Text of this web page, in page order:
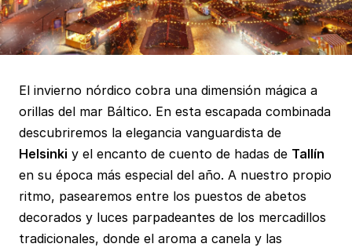
El invierno nórdico cobra una dimensión mágica a
orillas del mar Báltico. En esta escapada combinada
descubriremos la elegancia vanguardista de
Helsinki y el encanto de cuento de hadas de Tallín
en su época más especial del año. A nuestro propio
ritmo, pasearemos entre los puestos de abetos
decorados y luces parpadeantes de los mercadillos
tradicionales, donde el aroma a canela y las